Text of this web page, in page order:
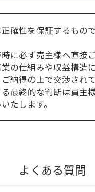
確性を保証するもの
に必ず売主様へ直接
の仕組みや収益構造
納得の上で交渉され
最終的な判断は買主
たします。
よくある質問